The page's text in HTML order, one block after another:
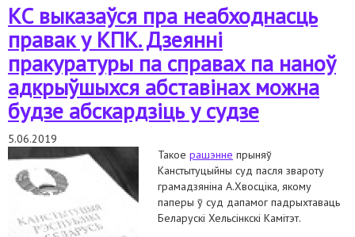
КС выказаўся пра неабходнасць
правак у КПК. Дзеянні
пракуратуры па справах па наноў
адкрыўшыхся абставінах можна
будзе абскардзіць у судзе
5.06.2019
Такое рашэнне прыняў
Канстытуцыйны суд пасля звароту
грамадзяніна А.Хвосціка, якому
паперы ў суд дапамог падрыхтаваць
Беларускі Хельсінкскі Камітэт.